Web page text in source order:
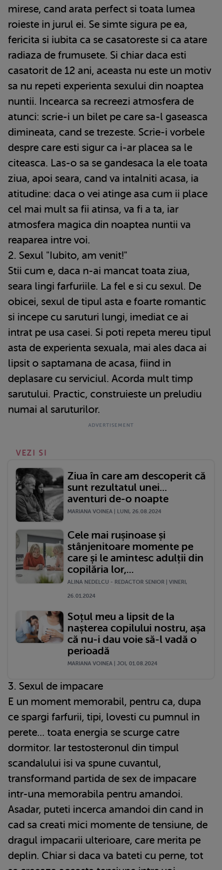
mirese, cand arata perfect si toata lumea
roieste in jurul ei. Se simte sigura pe ea,
fericita si iubita ca se casatoreste si ca atare
radiaza de frumusete. Si chiar daca esti
casatorit de 12 ani, aceasta nu este un motiv
sa nu repeti experienta sexului din noaptea
nuntii. Incearca sa recreezi atmosfera de
atunci: scrie-i un bilet pe care sa-l gaseasca
dimineata, cand se trezeste. Scrie-i vorbele
despre care esti sigur ca i-ar placea sa le
citeasca. Las-o sa se gandesaca la ele toata
ziua, apoi seara, cand va intalniti acasa, ia
atitudine: daca o vei atinge asa cum ii place
cel mai mult sa fii atinsa, va fi a ta, iar
atmosfera magica din noaptea nuntii va
reaparea intre voi.
2. Sexul "Iubito, am venit!"
Stii cum e, daca n-ai mancat toata ziua,
seara lingi farfuriile. La fel e si cu sexul. De
obicei, sexul de tipul asta e foarte romantic
si incepe cu saruturi lungi, imediat ce ai
intrat pe usa casei. Si poti repeta mereu tipul
asta de experienta sexuala, mai ales daca ai
lipsit o saptamana de acasa, fiind in
deplasare cu serviciul. Acorda mult timp
sarutului. Practic, construieste un preludiu
numai al saruturilor.
VEZI SI
Ziua în care am descoperit că
sunt rezultatul unei...
aventuri de-o noapte
MARIANA VOINEA | LUNI, 26.08.2024
Cele mai rușinoase și
stânjenitoare momente pe
care și le amintesc adulții din
copilăria lor,...
ALINA NEDELCU - REDACTOR SENIOR | VINERI,
26.01.2024
Soțul meu a lipsit de la
nașterea copilului nostru, așa
că nu-i dau voie să-l vadă o
perioadă
MARIANA VOINEA | JOI, 01.08.2024
3. Sexul de impacare
E un moment memorabil, pentru ca, dupa
ce spargi farfurii, tipi, lovesti cu pumnul in
perete... toata energia se scurge catre
dormitor. Iar testosteronul din timpul
scandalului isi va spune cuvantul,
transformand partida de sex de impacare
intr-una memorabila pentru amandoi.
Asadar, puteti incerca amandoi din cand in
cad sa creati mici momente de tensiune, de
dragul impacarii ulterioare, care merita pe
deplin. Chiar si daca va bateti cu perne, tot